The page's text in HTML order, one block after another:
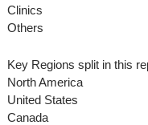
Clinics
Others
Key Regions split in this
North America
United States
Canada